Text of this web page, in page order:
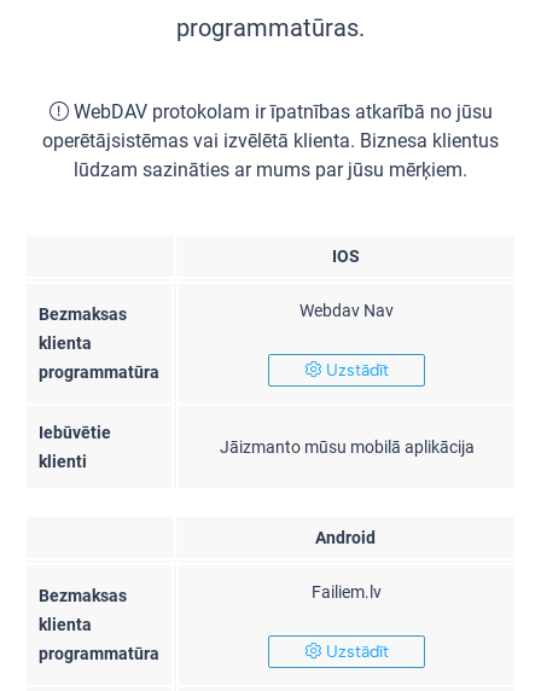
programmatūras.
WebDAV protokolam ir īpatnības atkarībā no jūsu
operētājsistēmas vai izvēlētā klienta. Biznesa klientus
lūdzam sazināties ar mums par jūsu mērķiem.
IOS
Bezmaksas
klienta
programmatūra
Webdav Nav
Uzstādīt
Iebūvētie
klienti
Jāizmanto mūsu mobilā aplikācija
Android
Bezmaksas
klienta
programmatūra
Failiem.lv
Uzstādīt